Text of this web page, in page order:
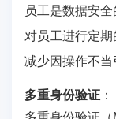
员工是数据安全
对员工进行定
减少因操作不当
多重身份验证 ：